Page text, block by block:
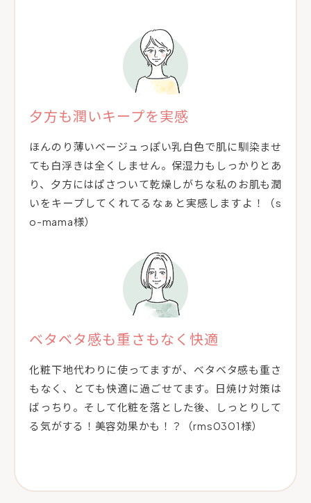
夕方も潤いキープを実感
ほんのり薄いベージュっぽい乳白色で肌に馴染ませ
ても白浮きは全くしません。保湿力もしっかりとあ
り、夕方にはぱさついて乾燥しがちな私のお肌も潤
いをキープしてくれてるなぁと実感しますよ！（s
o-mama様）
ベタベタ感も重さもなく快適
化粧下地代わりに使ってますが、ベタベタ感も重さ
もなく、とても快適に過ごせてます。日焼け対策は
ばっちり。そして化粧を落とした後、しっとりして
る気がする！美容効果かも！？（rms0301様）